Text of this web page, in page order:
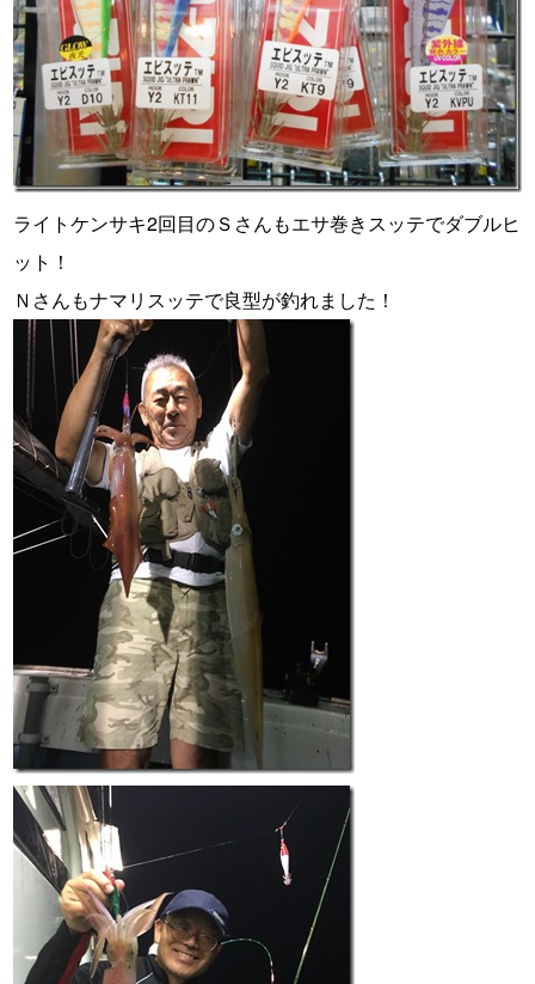
ライトケンサキ2回目のＳさんもエサ巻きスッテでダブルヒ
ット！
Ｎさんもナマリスッテで良型が釣れました！